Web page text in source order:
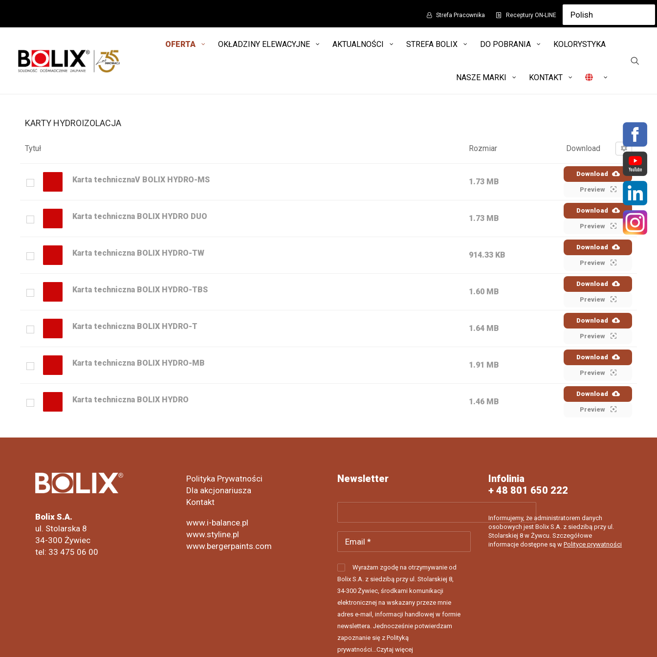
Strefa Pracownika Receptury ON-LINE
OFERTA OKŁADZINY ELEWACYJNE AKTUALNOŚCI STREFA BOLIX DO POBRANIA KOLORYSTYKA
NASZE MARKI KONTAKT
KARTY HYDROIZOLACJA
Tytuł Rozmiar Download
Karta technicznaV BOLIX HYDRO-MS 1.73 MB
Download
Preview
Karta techniczna BOLIX HYDRO DUO 1.73 MB
Download
Preview
Karta techniczna BOLIX HYDRO-TW 914.33 KB
Download
Preview
Karta techniczna BOLIX HYDRO-TBS 1.60 MB
Download
Preview
Karta techniczna BOLIX HYDRO-T 1.64 MB
Download
Preview
Karta techniczna BOLIX HYDRO-MB 1.91 MB
Download
Preview
Karta techniczna BOLIX HYDRO 1.46 MB
Download
Preview
Bolix S.A.
ul. Stolarska 8
34-300 Żywiec
tel: 33 475 06 00
Polityka Prywatności
Dla akcjonariusza
Kontakt
www.i-balance.pl
www.styline.pl
www.bergerpaints.com
Newsletter
Wyrażam zgodę na otrzymywanie od
Bolix S.A. z siedzibą przy ul. Stolarskiej 8,
34-300 Żywiec, środkami komunikacji
elektronicznej na wskazany przeze mnie
adres e-mail, informacji handlowej w formie
newslettera. Jednocześnie potwierdzam
zapoznanie się z Polityką
prywatności...Czytaj więcej
Infolinia
+ 48 801 650 222
Informujemy, że administratorem danych
osobowych jest Bolix S.A. z siedzibą przy ul.
Stolarskiej 8 w Żywcu. Szczegółowe
informacje dostępne są w Polityce prywatności